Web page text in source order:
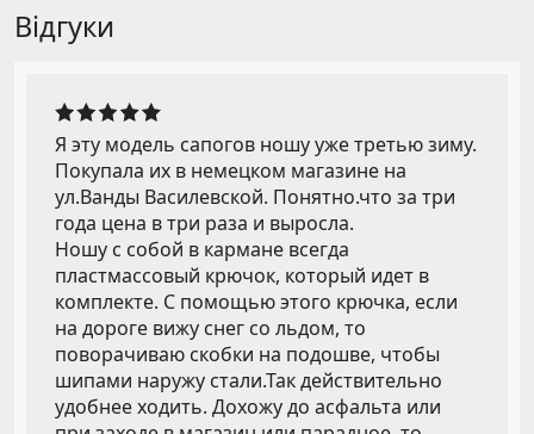
Відгуки
Я эту модель сапогов ношу уже третью зиму.
Покупала их в немецком магазине на
ул.Ванды Василевской. Понятно.что за три
года цена в три раза и выросла.
Ношу с собой в кармане всегда
пластмассовый крючок, который идет в
комплекте. С помощью этого крючка, если
на дороге вижу снег со льдом, то
поворачиваю скобки на подошве, чтобы
шипами наружу стали.Так действительно
удобнее ходить. Дохожу до асфальта или